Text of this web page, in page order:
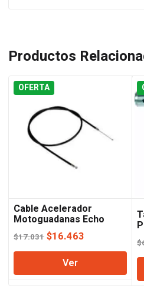
Productos
OFERTA
Cable Acelerador
Motoguadanas Echo
$17.031 El
precio
original
era:
$16.463
precio
es:
Ver
$